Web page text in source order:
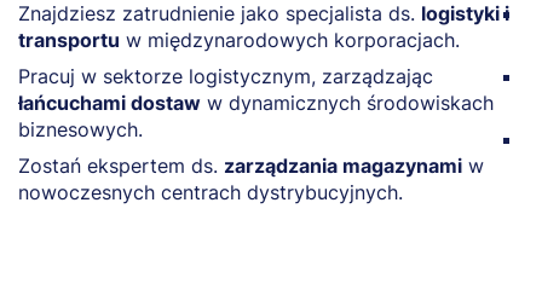
Znajdziesz zatrudnienie jako specjalista ds. logistyki i
transportu w międzynarodowych korporacjach.
Pracuj w sektorze logistycznym, zarządzając
łańcuchami dostaw w dynamicznych środowiskach
biznesowych.
Zostań ekspertem ds. zarządzania magazynami w
nowoczesnych centrach dystrybucyjnych.